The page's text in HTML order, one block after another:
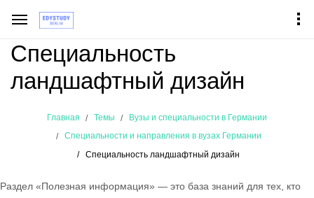
Специальность
ландшафтный дизайн
Главная Темы
Вузы и специальности в Германии
Специальности и направления в вузах Германии
Специальность ландшафтный дизайн
Раздел «Полезная информация» — это база знаний для тех, кто